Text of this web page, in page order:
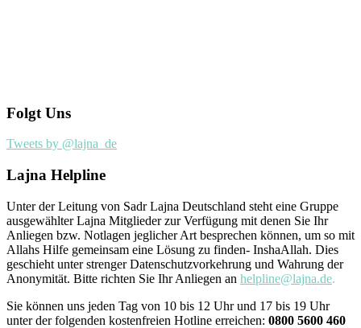
Folgt Uns
Tweets by @lajna_de
Lajna Helpline
Unter der Leitung von Sadr Lajna Deutschland steht eine Gruppe
ausgewählter Lajna Mitglieder zur Verfügung mit denen Sie Ihr
Anliegen bzw. Notlagen jeglicher Art besprechen können, um so mit
Allahs Hilfe gemeinsam eine Lösung zu finden- InshaAllah. Dies
geschieht unter strenger Datenschutzvorkehrung und Wahrung der
Anonymität. Bitte richten Sie Ihr Anliegen an helpline@lajna.de.
Sie können uns jeden Tag von 10 bis 12 Uhr und 17 bis 19 Uhr
unter der folgenden kostenfreien Hotline erreichen: 0800 5600 460